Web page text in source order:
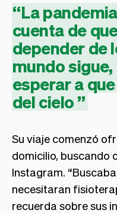
“Lapandemia
cuenta de
depender de
mundosigue,
esperara que
delcielo”
Su viaje comenzó
domicilio, buscando
Instagram.
necesitaran
recuerda sobre sus